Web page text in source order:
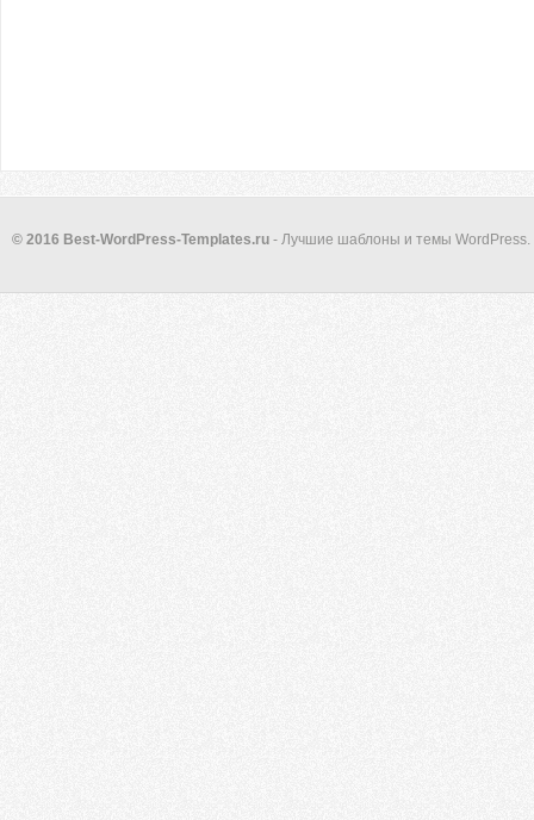
© 2016 Best-WordPress-Templates.ru - Лучшие шаблоны и темы